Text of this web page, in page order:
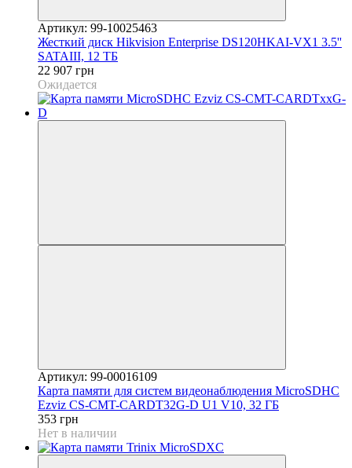
Артикул: 99-10025463
Жесткий диск Hikvision Enterprise DS120HKAI-VX1 3.5''
SATAIII, 12 ТБ
22 907 грн
Ожидается
Артикул: 99-00016109
Карта памяти для систем видеонаблюдения MicroSDHC
Ezviz CS-CMT-CARDT32G-D U1 V10, 32 ГБ
353 грн
Нет в наличии